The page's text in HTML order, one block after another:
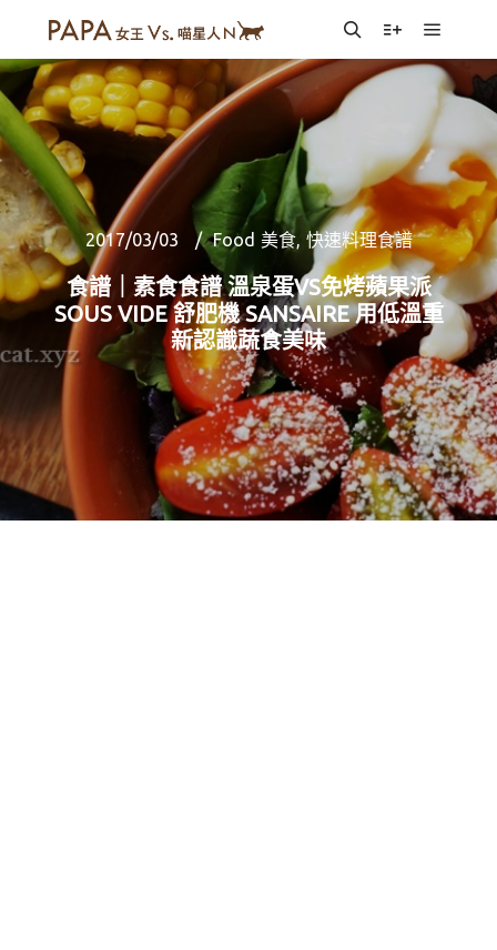
SearchMore info
Main
2017/03/03 Food 美食, 快速料理食譜
食譜｜素食食譜 溫泉蛋VS免烤蘋果派
SOUS VIDE 舒肥機 SANSAIRE 用低溫重
新認識蔬食美味